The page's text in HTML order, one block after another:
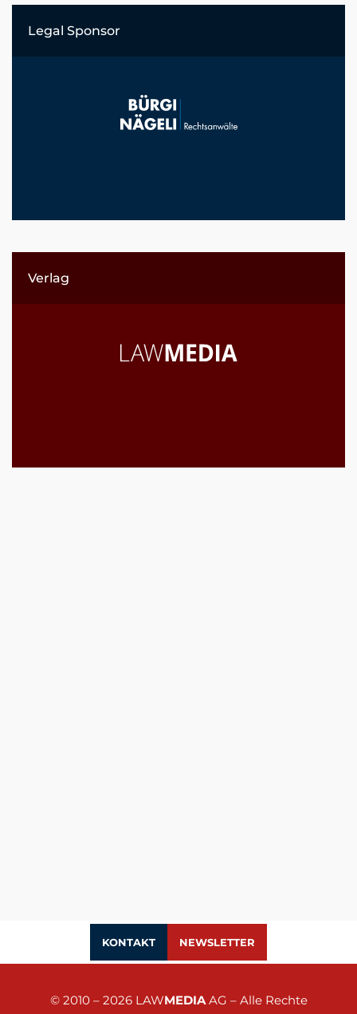
Legal Sponsor
Verlag
KONTAKT NEWSLETTER
© 2010 – 2026 LAWMEDIAAG – Alle Rechte